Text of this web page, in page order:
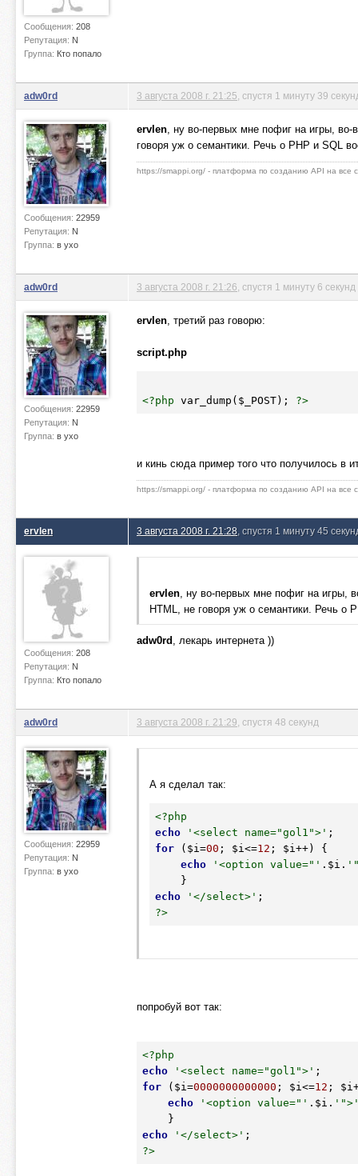
Сообщения: 208
Репутация: N
Группа: Кто попало
adw0rd
Сообщения: 22959
Репутация: N
Группа: в ухо
3 августа 2008 г. 21:25 , спустя 1 минуту 39
ervlen, ну во-первых мне пофиг на игры, во-
говоря уж о семантики. Речь о PHP и SQL
https://smappi.org/ - платформа по созданию API на все
adw0rd
Сообщения: 22959
Репутация: N
Группа: в ухо
3 августа 2008 г. 21:26 , спустя 1 минуту 6 секунд
ervlen, третий раз говорю:
script.php
<?php var_dump( $_POST); ?>
и кинь сюда пример того что получилось в
https://smappi.org/ - платформа по созданию API на все
ervlen
Сообщения: 208
Репутация: N
Группа: Кто попало
3 августа 2008 г. 21:28 , спустя 1 минуту 45
ervlen, ну во-первых мне пофиг на игры,
HTML, не говоря уж о семантики. Речь о
adw0rd , лекарь интернета ))
adw0rd
Сообщения: 22959
Репутация: N
Группа: в ухо
3 августа 2008 г. 21:29 , спустя 48 секунд
А я сделал так:
<?php
echo
'<select name="gol1">'
for ( $i =00 ; $i <=12 ; $i ++) {
echo
'<option value="' . $i .
echo
'</select>'
?>
попробуй вот так:
<?php
echo
'<select name="gol1">'
for ( $i =0000000000000 ; $i <=12 ; $i
echo
'<option value="' . $i .
echo
'</select>'
?>